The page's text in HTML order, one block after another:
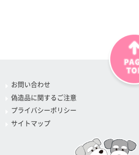
お問い合わせ
偽造品に関するご注意
プライバシーポリシー
サイトマップ